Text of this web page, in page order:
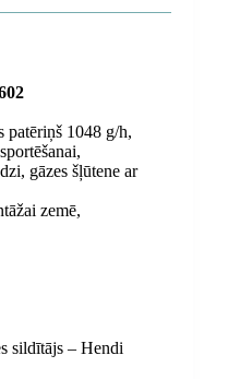
patēriņš 1048 g/h,
gāzes šļūtene ar
zemē,
sildītājs – Hendi